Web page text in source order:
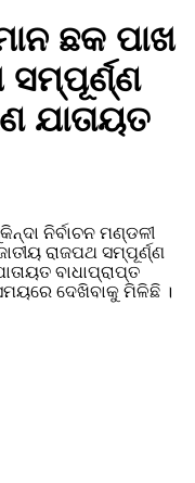
ଛକ ପାଖ
ସମ୍ପୂର୍ଣ୍ଣ
ଯାତାୟତ
ନିର୍ବାଚନ ମଣ୍ଡଳୀ
ରାଜପଥ ସମ୍ପୂର୍ଣ୍ଣ
ବାଧାପ୍ରାପ୍ତ
ଦେଖିବାକୁ ମିଳିଛି ।